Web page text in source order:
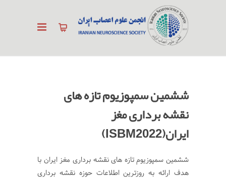
ششمین سمپوزیوم تازه های
نقشه برداری مغز
ایران(ISBM2022)
ششمین سمپوزیوم تازه های نقشه برداری مغز ایران با
هدف ارائه به روزترین اطلاعات حوزه نقشه برداری